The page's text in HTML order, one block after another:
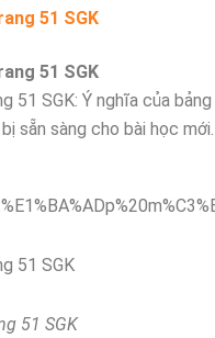
51 SGK
51 SGK
51 SGK: Ý nghĩa của
sẵn sàng cho bài học
51 SGK
51 SGK